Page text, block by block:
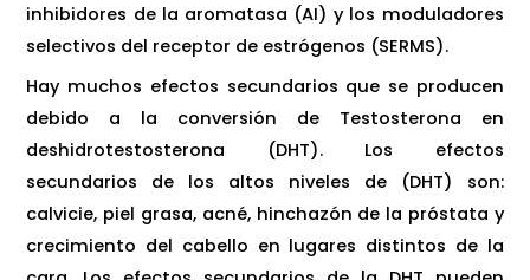
inhibidores de la aromatasa (AI) y los moduladores
selectivos del receptor de estrógenos (SERMS).
Hay muchos efectos secundarios que se producen
debido a la conversión de Testosterona en
deshidrotestosterona (DHT). Los efectos
secundarios de los altos niveles de (DHT) son:
calvicie, piel grasa, acné, hinchazón de la próstata y
crecimiento del cabello en lugares distintos de la